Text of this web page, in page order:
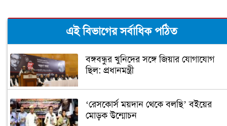
এই বিভাগের সর্বাধিক পঠিত
বঙ্গবন্ধুর খুনিদের সঙ্গে জিয়ার যোগাযোগ
ছিল: প্রধানমন্ত্রী
‘রেসকোর্স ময়দান থেকে বলছি’ বইয়ের
মোড়ক উন্মোচন